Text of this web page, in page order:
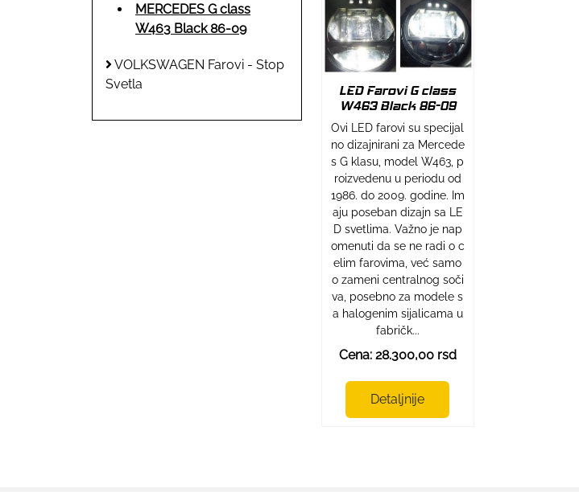
MERCEDES G class
W463 Black 86-09
VOLKSWAGEN Farovi - Stop
Svetla
LED Farovi G class
W463 Black 86-09
Ovi LED farovi su specijal
no dizajnirani za Mercede
s G klasu, model W463, p
roizvedenu u periodu od
1986. do 2009. godine. Im
aju poseban dizajn sa LE
D svetlima. Važno je nap
omenuti da se ne radi o c
elim farovima, već samo
o zameni centralnog soči
va, posebno za modele s
a halogenim sijalicama u
fabričk...
Cena: 28.300,00 rsd
Detaljnije